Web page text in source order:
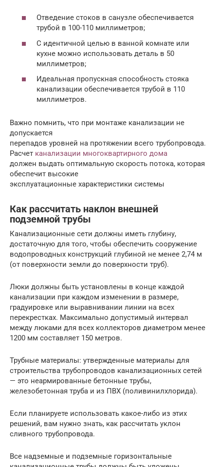
Отведение стоков в санузле обеспечивается
трубой в 100-110 миллиметров;
С идентичной целью в ванной комнате или
кухне можно использовать деталь в 50
миллиметров;
Идеальная пропускная способность стояка
канализации обеспечивается трубой в 110
миллиметров.
Важно помнить, что при монтаже канализации не
допускается
перепадов уровней на протяжении всего трубопровода.
Расчет канализации многоквартирного дома
должен выдать оптимальную скорость потока, которая
обеспечит высокие
эксплуатационные характеристики системы
Как рассчитать наклон внешней
подземной трубы
Канализационные сети должны иметь глубину,
достаточную для того, чтобы обеспечить сооружение
водопроводных конструкций глубиной не менее 2,74 м
(от поверхности земли до поверхности труб).
Люки должны быть установлены в конце каждой
канализации при каждом изменении в размере,
градуировке или выравнивании линии на всех
перекрестках. Максимально допустимый интервал
между люками для всех коллекторов диаметром менее
1200 мм составляет 150 метров.
Трубные материалы: утвержденные материалы для
строительства трубопроводов канализационных сетей
— это неармированные бетонные трубы,
железобетонная труба и из ПВХ (поливинилхлорида).
Если планируете использовать какое-либо из этих
решений, вам нужно знать, как рассчитать уклон
сливного трубопровода.
Все надземные и подземные горизонтальные